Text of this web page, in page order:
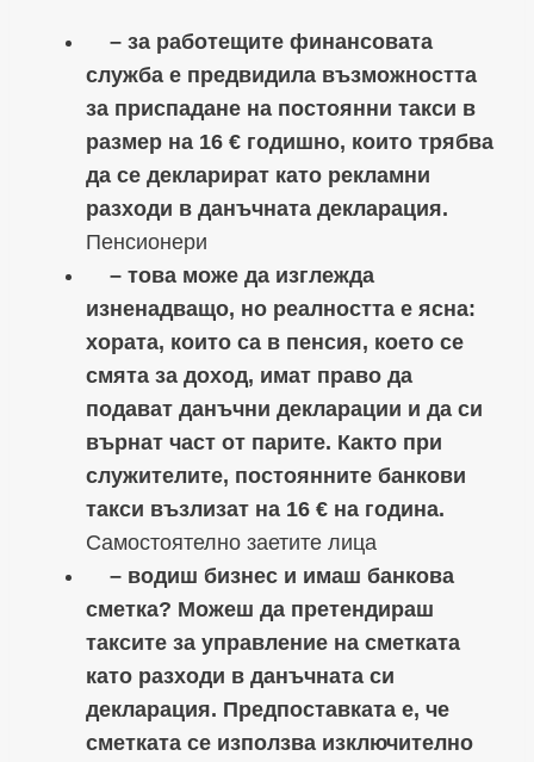
– за работещите финансовата
служба е предвидила възможността
за приспадане на постоянни такси в
размер на 16 € годишно, които трябва
да се декларират като рекламни
разходи в данъчната декларация.
Пенсионери
– това може да изглежда
изненадващо, но реалността е ясна:
хората, които са в пенсия, което се
смята за доход, имат право да
подават данъчни декларации и да си
върнат част от парите. Както при
служителите, постоянните банкови
такси възлизат на 16 € на година.
Самостоятелно заетите лица
– водиш бизнес и имаш банкова
сметка? Можеш да претендираш
таксите за управление на сметката
като разходи в данъчната си
декларация. Предпоставката е, че
сметката се използва изключително